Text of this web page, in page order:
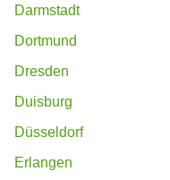
Darmstadt
Dortmund
Dresden
Duisburg
Düsseldorf
Erlangen